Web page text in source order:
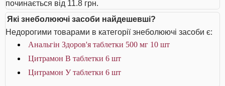
починається від 11.8 грн.
Які знеболюючі засоби найдешевші?
Недорогими товарами в категорії знеболюючі засоби є:
Анальгін Здоров'я таблетки 500 мг 10 шт
Цитрамон В таблетки 6 шт
Цитрамон У таблетки 6 шт